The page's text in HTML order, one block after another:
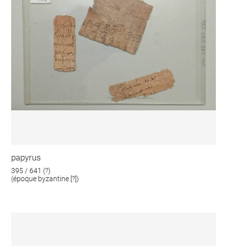
papyrus
395 / 641 (?)
(époque byzantine [?])